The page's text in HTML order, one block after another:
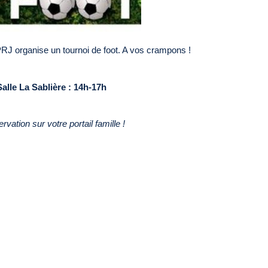
organise un tournoi de foot. A vos crampons !
La Sablière : 14h-17h
sur votre portail famille !